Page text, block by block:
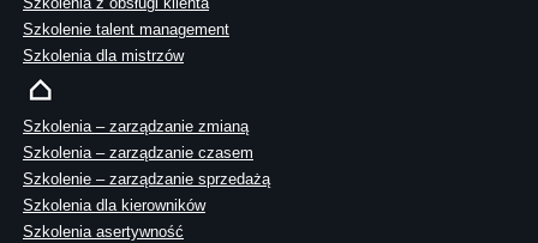
Szkolenie talent management
Szkolenia dla mistrzów
Szkolenia – zarządzanie zmianą
Szkolenia – zarządzanie czasem
Szkolenie – zarządzanie sprzedażą
Szkolenia dla kierowników
Szkolenia asertywność